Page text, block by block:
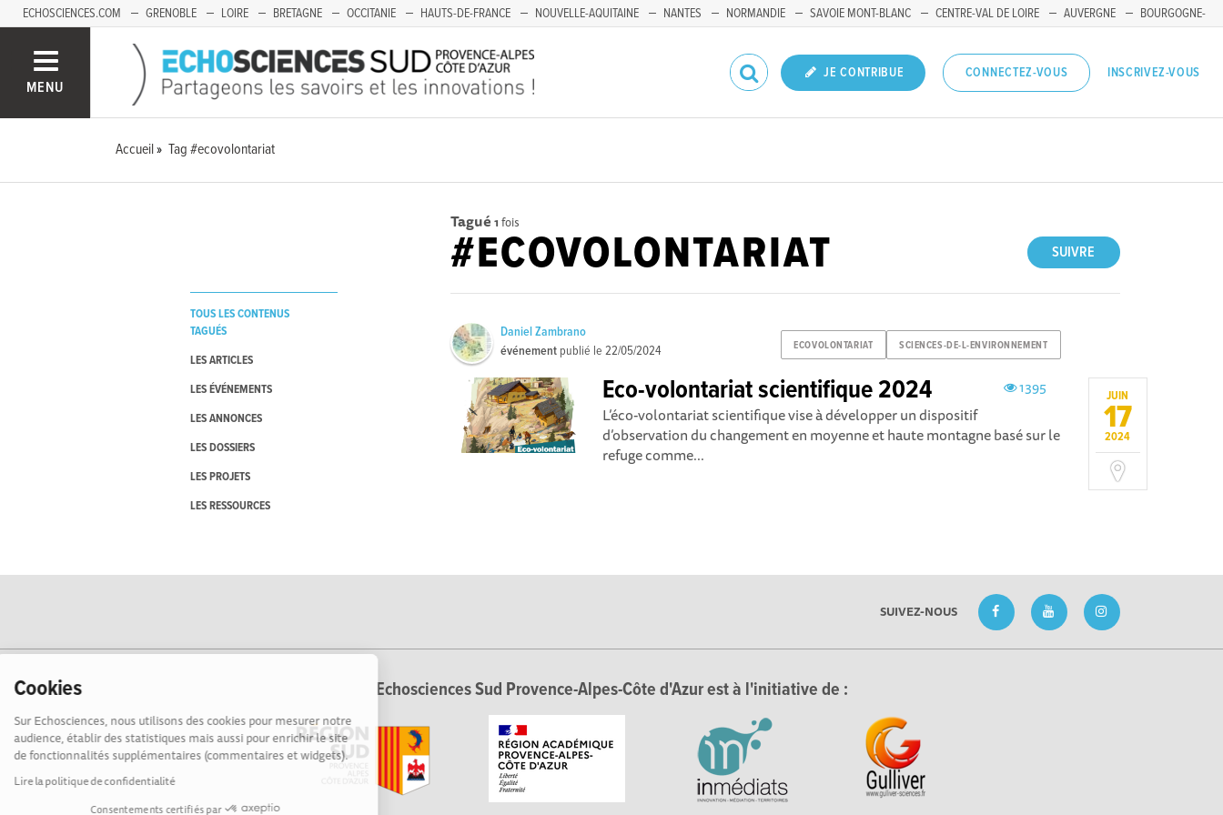
Cookies
Sur Echosciences, nous utilisons des cookies pour mesurer notre
audience, établir des statistiques mais aussi pour enrichir le site
de fonctionnalités supplémentaires (commentaires et widgets).
Lire la politique de confidentialité
Consentements certifiés par
ECHOSCIENCES.COM GRENOBLE LOIRE BRETAGNE OCCITANIE HAUTS-DE-FRANCE NOUVELLE-AQUITAINE NANTES NORMANDIE SAVOIE MONT-BLANC CENTRE-VAL DE LOIRE AUVERGNE
BOURGOGNE-
MENU
JE CONTRIBUE CONNECTEZ-VOUS INSCRIVEZ-VOUS
Accueil Tag #ecovolontariat
TOUS LES CONTENUS
TAGUÉS
LES ARTICLES
LES ÉVÉNEMENTS
LES ANNONCES
LES DOSSIERS
LES PROJETS
LES RESSOURCES
Tagué 1 fois
SUIVRE
#ECOVOLONTARIAT
ECOVOLONTARIAT SCIENCES-DE-L-ENVIRONNEMENT
Daniel Zambrano
événement publié le22/05/2024
JUIN
17
2024
1395
Eco-volontariat scientifique 2024
L’éco-volontariat scientifique vise à développer un dispositif
d’observation du changement en moyenne et haute montagne basé sur le
refuge comme...
SUIVEZ-NOUS
Echosciences Sud Provence-Alpes-Côte d'Azur est à l'initiative de :